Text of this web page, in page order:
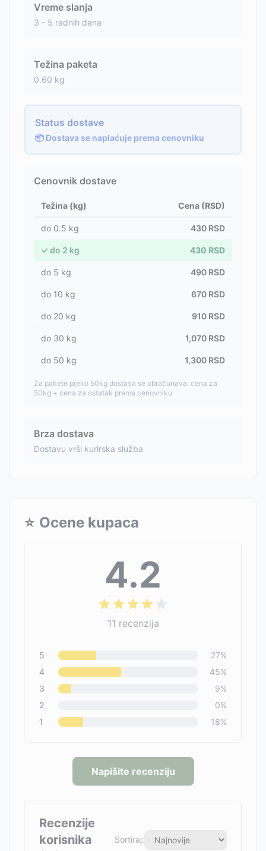
Vreme slanja
3 - 5 radnih dana
Težina paketa
0.60 kg
Status dostave
📦 Dostava se naplaćuje prema cenovniku
Cenovnik dostave
Težina (kg) Cena (RSD)
do 0.5 kg 430 RSD
✓ do 2 kg 430 RSD
do 5 kg 490 RSD
do 10 kg 670 RSD
do 20 kg 910 RSD
do 30 kg 1,070 RSD
do 50 kg 1,300 RSD
Za pakete preko 50kg dostava se obračunava: cena za
50kg + cena za ostatak prema cenovniku
Brza dostava
Dostavu vrši kurirska služba
⭐ Ocene kupaca
4.2
11 recenzija
5 27%
4
45%
3
9%
2
0%
1
18%
Napišite recenziju
Recenzije
korisnika
Sortiraj: